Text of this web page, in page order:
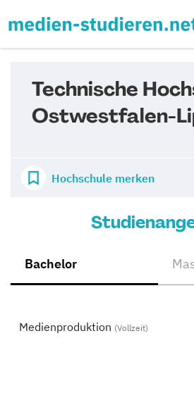
Technische
Ostwestfalen-
Hochschule merken
Bachelor
Medienproduktion (Vollzeit)